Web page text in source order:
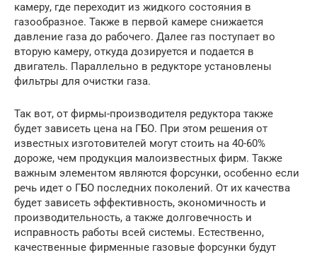
камеру, где переходит из жидкого состояния в
газообразное. Также в первой камере снижается
давление газа до рабочего. Далее газ поступает во
вторую камеру, откуда дозируется и подается в
двигатель. Параллельно в редукторе установлены
фильтры для очистки газа.
Так вот, от фирмы-производителя редуктора также
будет зависеть цена на ГБО. При этом решения от
известных изготовителей могут стоить на 40-60%
дороже, чем продукция малоизвестных фирм. Также
важным элементом являются форсунки, особенно если
речь идет о ГБО последних поколений. От их качества
будет зависеть эффективность, экономичность и
производительность, а также долговечность и
исправность работы всей системы. Естественно,
качественные фирменные газовые форсунки будут